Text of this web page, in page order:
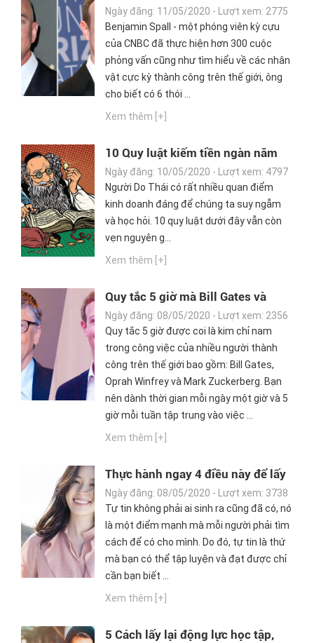
bỏ qua của những tỷ phú như Bill
Gates, Jeff Bezos và Mark
Zuckerberg
Ngày đăng: 11/05/2020 - Lượt xem: 2775
Benjamin Spall - một phóng viên kỳ cựu
của CNBC đã thực hiện hơn 300 cuộc
phỏng vấn cũng như tìm hiểu về các nhân
vật cực kỳ thành công trên thế giới, ông
cho biết có 6 thói ...
Xem thêm [+]
10 Quy luật kiếm tiền ngàn năm
của người Do Thái
Ngày đăng: 10/05/2020 - Lượt xem: 4797
Người Do Thái có rất nhiều quan điểm
kinh doanh đáng để chúng ta suy ngẫm
và học hỏi. 10 quy luật dưới đây vẫn còn
vẹn nguyên g...
Xem thêm [+]
Quy tắc 5 giờ mà Bill Gates và
Mark Zuckerberg luôn sử dụng dù
đã trở thành tỷ phú
Ngày đăng: 08/05/2020 - Lượt xem: 2356
Quy tắc 5 giờ được coi là kim chỉ nam
trong công việc của nhiều người thành
công trên thế giới bao gồm: Bill Gates,
Oprah Winfrey và Mark Zuckerberg. Bạn
nên dành thời gian mỗi ngày một giờ và 5
giờ mỗi tuần tập trung vào việc ...
Xem thêm [+]
Thực hành ngay 4 điều này để lấy
lại sự tự tin
Ngày đăng: 08/05/2020 - Lượt xem: 3738
Tự tin không phải ai sinh ra cũng đã có, nó
là một điểm mạnh mà mỗi người phải tìm
cách để có cho mình. Do đó, tự tin là thứ
mà bạn có thể tập luyện và đạt được chỉ
cần bạn biết ...
Xem thêm [+]
5 Cách lấy lại động lực học tập,